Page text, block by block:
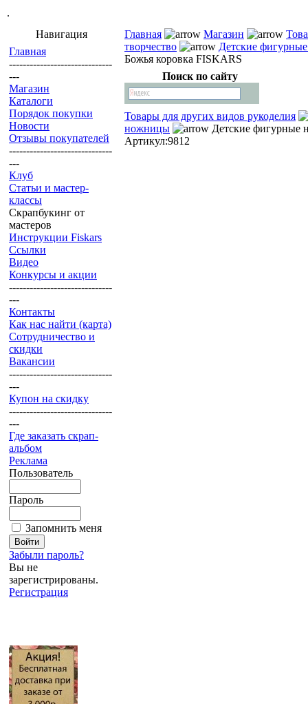
.
Навигация
Главная
------------------------------
---
Магазин
Каталоги
Порядок покупки
Новости
Отзывы покупателей
------------------------------
---
Клуб
Статьи и мастер-
классы
Скрапбукинг от
мастеров
Инструкции Fiskars
Ссылки
Видео
Конкурсы и акции
------------------------------
---
Контакты
Как нас найти (карта)
Сотрудничество и
скидки
Вакансии
------------------------------
---
Купон на скидку
------------------------------
---
Где заказать скрап-
альбом
Реклама
Пользователь
Пароль
Запомнить меня
Забыли пароль?
Вы не
зарегистрированы.
Регистрация
Главная Магазин
творчество
Детские
Божья коровка FISKARS
Поиск по сайту
Товары для других видов рукоделия
ножницы
Детские фигурные
Артикул:9812